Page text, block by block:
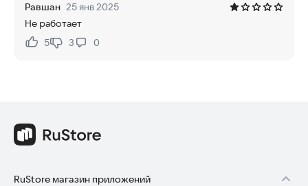
Равшан 25 янв 2025
Не работает
Нравится:
5Не нравится:
3 0
RuStore магазин приложений